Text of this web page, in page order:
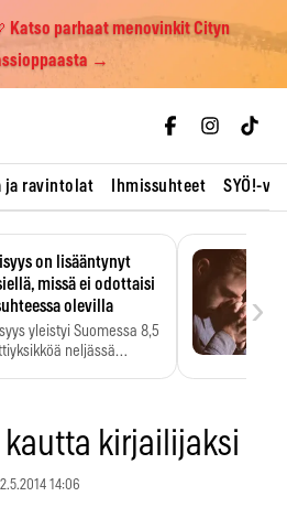
Katso parhaat menovinkit Cityn
→
ja ravintolat Ihmissuhteet SYÖ!-
on lisääntynyt
missä ei odottaisi
olevilla
yleistyi Suomessa 8,5
neljässä
›
kautta kirjailijaksi
2.5.2014 14:06